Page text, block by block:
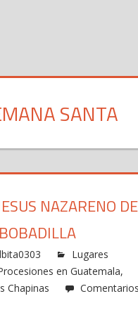
SANTA
NAZARENO DE
Lugares
en Guatemala,
Chapinas